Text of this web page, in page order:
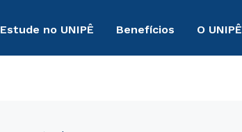
Estude no UNIPÊ Benefícios O UNIPÊ